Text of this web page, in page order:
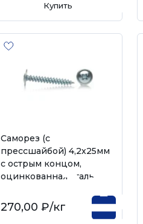
Купить
Саморез (с
прессшайбой) 4,2х25мм
с острым концом,
оцинкованная сталь
270,00 ₽/кг